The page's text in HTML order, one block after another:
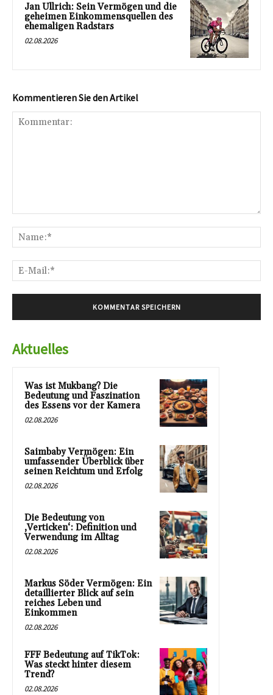
Jan Ullrich: Sein Vermögen und die
geheimen Einkommensquellen des
ehemaligen Radstars
02.08.2026
Kommentieren Sie den Artikel
Aktuelles
Was ist Mukbang? Die
Bedeutung und Faszination
des Essens vor der Kamera
02.08.2026
Saimbaby Vermögen: Ein
umfassender Überblick über
seinen Reichtum und Erfolg
02.08.2026
Die Bedeutung von
‚Verticken‘: Definition und
Verwendung im Alltag
02.08.2026
Markus Söder Vermögen: Ein
detaillierter Blick auf sein
reiches Leben und
Einkommen
02.08.2026
FFF Bedeutung auf TikTok:
Was steckt hinter diesem
Trend?
02.08.2026